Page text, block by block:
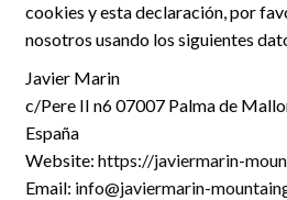
cookies y esta declaración, por
nosotros usando los siguientes
Javier Marin
c/Pere II n6 07007 Palma de
España
Website:https://javiermarin-
Email: info@javiermarin-